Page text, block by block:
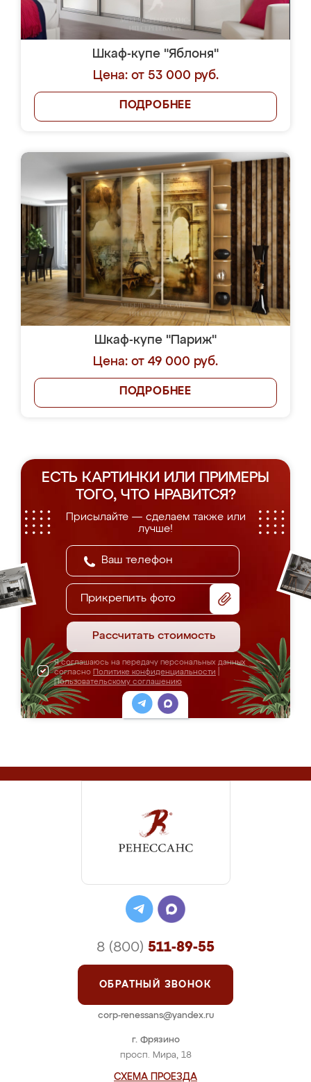
Шкаф-купе "Яблоня"
Цена: от 53 000 руб.
ПОДРОБНЕЕ
Шкаф-купе "Париж"
Цена: от 49 000 руб.
ПОДРОБНЕЕ
ЕСТЬ КАРТИНКИ ИЛИ ПРИМЕРЫ
ТОГО, ЧТО НРАВИТСЯ?
Присылайте — сделаем также или
лучше!
Прикрепить фото
Рассчитать стоимость
Я соглашаюсь на передачу персональных данных
согласно Политике конфиденциальности
Пользовательскому соглашению
г. Фрязино
просп. Мира, 18
СХЕМА ПРОЕЗДА
8 (800) 511-89-55
ОБРАТНЫЙ ЗВОНОК
corp-renessans@yandex.ru